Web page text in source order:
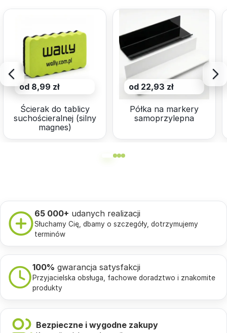
od 8,99 zł
Ścierak do tablicy
suchościeralnej (silny
magnes)
od 22,93 zł
Półka na markery
samoprzylepna
65 000+ udanych realizacji
Słuchamy Cię, dbamy o szczegóły, dotrzymujemy
terminów
100% gwarancja satysfakcji
Przyjacielska obsługa, fachowe doradztwo i znakomite
produkty
Bezpieczne i wygodne zakupy